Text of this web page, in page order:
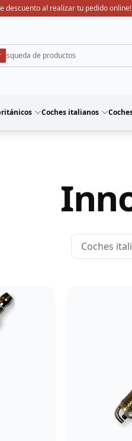
descuento al realizar tu pedido
Coches italianos
Coches